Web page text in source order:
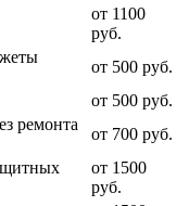
от 1100
руб.
от 500 руб.
от 500 руб.
ремонта
от 700 руб.
от 1500
руб.